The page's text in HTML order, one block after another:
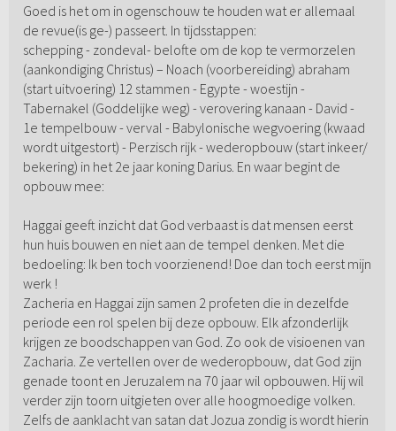
Goed is het om in ogenschouw te houden wat er allemaal
de revue(is ge-) passeert. In tijdsstappen:
schepping - zondeval- belofte om de kop te vermorzelen
(aankondiging Christus) – Noach (voorbereiding) abraham
(start uitvoering) 12 stammen - Egypte - woestijn -
Tabernakel (Goddelijke weg) - verovering kanaan - David -
1e tempelbouw - verval - Babylonische wegvoering (kwaad
wordt uitgestort) - Perzisch rijk - wederopbouw (start inkeer/
bekering) in het 2e jaar koning Darius. En waar begint de
opbouw mee:
Haggai geeft inzicht dat God verbaast is dat mensen eerst
hun huis bouwen en niet aan de tempel denken. Met die
bedoeling: Ik ben toch voorzienend! Doe dan toch eerst mijn
werk !
Zacheria en Haggai zijn samen 2 profeten die in dezelfde
periode een rol spelen bij deze opbouw. Elk afzonderlijk
krijgen ze boodschappen van God. Zo ook de visioenen van
Zacharia. Ze vertellen over de wederopbouw, dat God zijn
genade toont en Jeruzalem na 70 jaar wil opbouwen. Hij wil
verder zijn toorn uitgieten over alle hoogmoedige volken.
Zelfs de aanklacht van satan dat Jozua zondig is wordt hierin